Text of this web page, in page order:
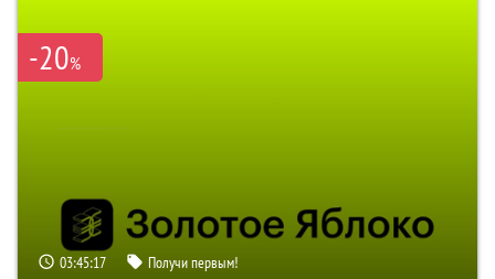
-20%
03:45:16 Получи первым!